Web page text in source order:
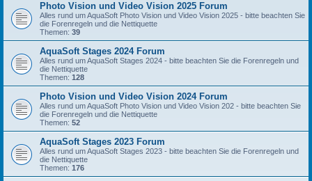
Photo Vision und Video Vision 2025 Forum
Alles rund um AquaSoft Photo Vision und Video Vision 2025 - bitte beachten Sie
die Forenregeln und die Nettiquette
Themen: 39
AquaSoft Stages 2024 Forum
Alles rund um AquaSoft Stages 2024 - bitte beachten Sie die Forenregeln und
die Nettiquette
Themen: 128
Photo Vision und Video Vision 2024 Forum
Alles rund um AquaSoft Photo Vision und Video Vision 202 - bitte beachten Sie
die Forenregeln und die Nettiquette
Themen: 52
AquaSoft Stages 2023 Forum
Alles rund um AquaSoft Stages 2023 - bitte beachten Sie die Forenregeln und
die Nettiquette
Themen: 176